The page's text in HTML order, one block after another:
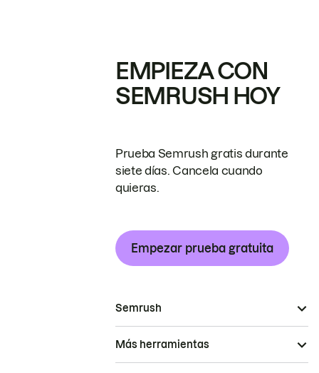
EMPIEZA CON
SEMRUSH HOY
Prueba Semrush gratis durante
siete días. Cancela cuando
quieras.
Empezar prueba gratuita
Semrush
Más herramientas